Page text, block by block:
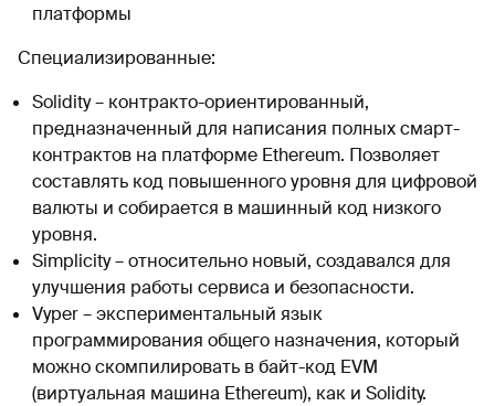
платформы
Специализированные:
Solidity – контракто-ориентированный,
предназначенный для написания полных смарт-
контрактов на платформе Ethereum. Позволяет
составлять код повышенного уровня для цифровой
валюты и собирается в машинный код низкого
уровня.
Simplicity – относительно новый, создавался для
улучшения работы сервиса и безопасности.
Vyper – экспериментальный язык
программирования общего назначения, который
можно скомпилировать в байт-код EVM
(виртуальная машина Ethereum), как и Solidity.